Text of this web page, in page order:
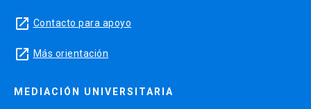
launch Contacto para apoyo
launch Más orientación
MEDIACIÓN UNIVERSITARIA